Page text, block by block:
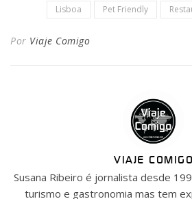
Lisboa Pet Friendly
Por Viaje Comigo
VIAJE COMIGO
Susana Ribeiro é jornalista desde
turismo e gastronomia mas tem